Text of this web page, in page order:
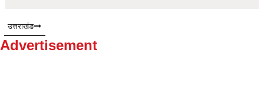
उत्तराखंड
Advertisement